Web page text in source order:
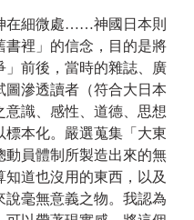
在細微處……神國日本則
書裡」的信念，目的是將
」前後，當時的雜誌、廣
圖滲透讀者（符合大日本
意識、感性、道德、思想
標本化。嚴選蒐集「大東
動員體制所製造出來的無
知道也沒用的東西，以及
說毫無意義之物。我認為